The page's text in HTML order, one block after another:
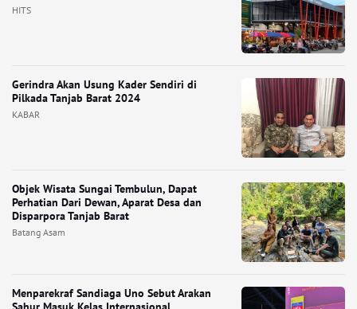
HITS
Gerindra Akan Usung Kader Sendiri di
Pilkada Tanjab Barat 2024
KABAR
Objek Wisata Sungai Tembulun, Dapat
Perhatian Dari Dewan, Aparat Desa dan
Disparpora Tanjab Barat
Batang Asam
Menparekraf Sandiaga Uno Sebut Arakan